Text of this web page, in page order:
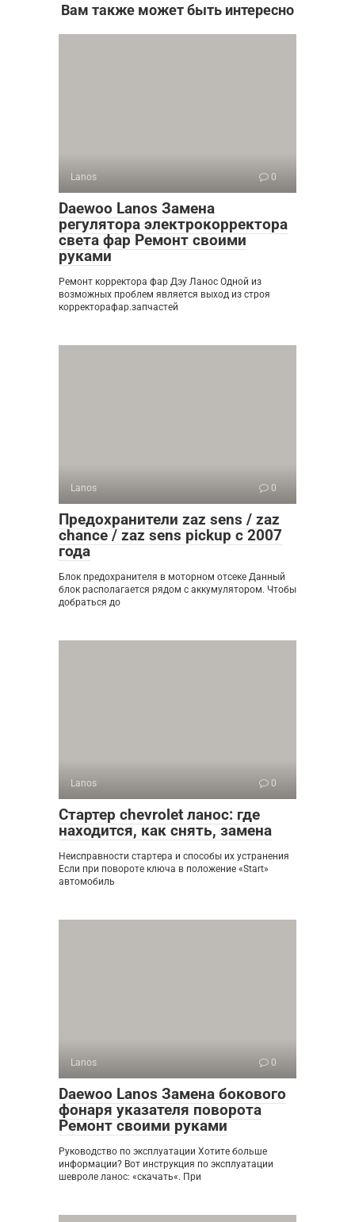
Вам также может быть интересно
Lanos 0
Daewoo Lanos Замена
регулятора электрокорректора
света фар Ремонт своими
руками
Ремонт корректора фар Дэу Ланос Одной из
возможных проблем является выход из строя
корректорафар.запчастей
Lanos 0
Предохранители zaz sens / zaz
chance / zaz sens pickup с 2007
года
Блок предохранителя в моторном отсеке Данный
блок располагается рядом с аккумулятором. Чтобы
добраться до
Lanos 0
Стартер chevrolet ланос: где
находится, как снять, замена
Неисправности стартера и способы их устранения
Если при повороте ключа в положение «Start»
автомобиль
Lanos 0
Daewoo Lanos Замена бокового
фонаря указателя поворота
Ремонт своими руками
Руководство по эксплуатации Хотите больше
информации? Вот инструкция по эксплуатации
шевроле ланос: «скачать«. При